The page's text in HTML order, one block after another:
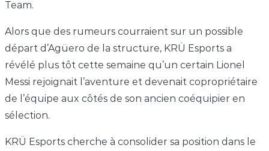
Team.
Alors que des rumeurs courraient sur un possible
départ d’Agüero de la structure, KRÜ Esports a
révélé plus tôt cette semaine qu’un certain Lionel
Messi rejoignait l’aventure et devenait copropriétaire
de l’équipe aux côtés de son ancien coéquipier en
sélection.
KRÜ Esports cherche à consolider sa position dans le